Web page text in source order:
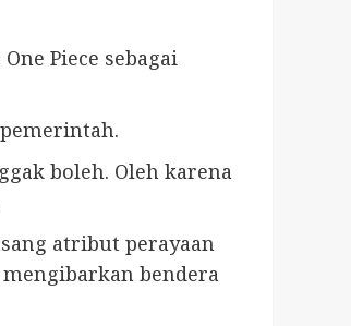
Piece sebagai
boleh. Oleh karena
atribut perayaan
bendera